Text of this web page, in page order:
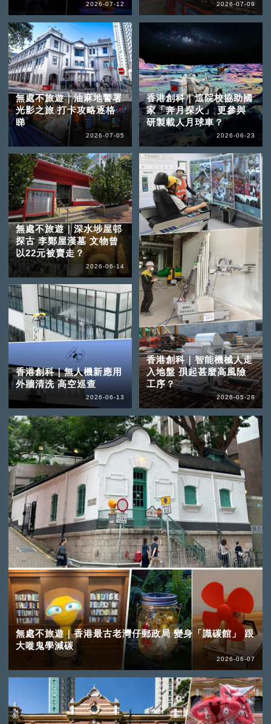
2026-07-12 2026-07-09
無處不旅遊｜油麻地警署
光影之旅 打卡攻略逐格
睇
2026-07-05
香港創科｜這院校協助國
家「奔月探火」 更參與
研製載人月球車？
2026-06-23
無處不旅遊｜深水埗屋邨
探古 李鄭屋漢墓 文物曾
以22元被賣走？
2026-06-14
香港創科｜無人機新應用
外牆清洗 高空巡查
2026-06-13
無處不旅遊｜香港最古老灣仔郵政局 變身「識碳館」 跟
大嘥鬼學減碳
2026-06-07
香港創科｜智能機械人走
入地盤 孭起甚麼高風險
工序？
2026-05-28